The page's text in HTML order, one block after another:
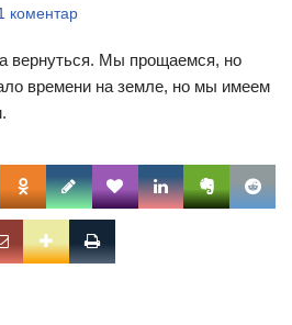
коментар
вернуться. Мы прощаемся, но
времени на земле, но мы имеем